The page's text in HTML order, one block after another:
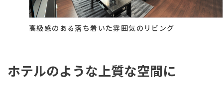
高級感のある落ち着いた雰囲気のリビング
ホテルのような上質な空間に